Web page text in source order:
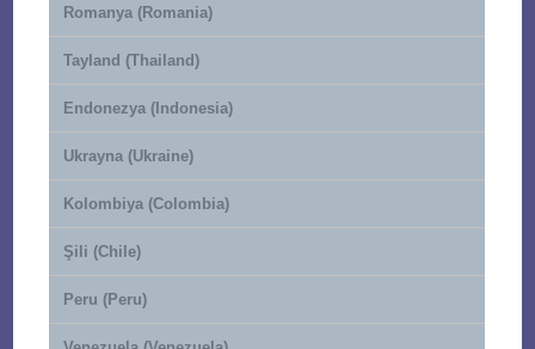
Romanya (Romania)
Tayland (Thailand)
Endonezya (Indonesia)
Ukrayna (Ukraine)
Kolombiya (Colombia)
Şili (Chile)
Peru (Peru)